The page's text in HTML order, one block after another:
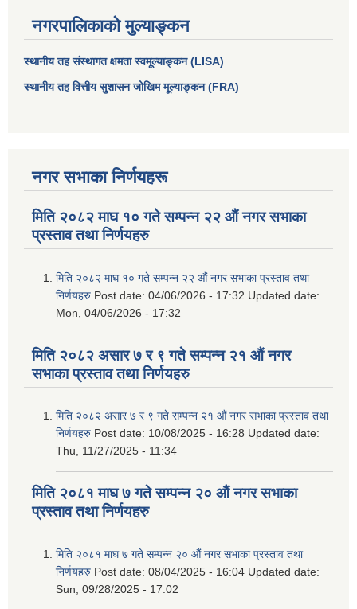
नगरपालिकाको मुल्याङ्कन
स्थानीय तह संस्थागत क्षमता स्वमूल्याङ्कन (LISA)
स्थानीय तह वित्तीय सुशासन जोखिम मूल्याङ्कन (FRA)
नगर सभाका निर्णयहरू
मिति २०८२ माघ १० गते सम्पन्न २२ औं नगर सभाका
प्रस्ताव तथा निर्णयहरु
मिति २०८२ माघ १० गते सम्पन्न २२ औं नगर सभाका प्रस्ताव तथा
निर्णयहरु Post date: 04/06/2026 - 17:32 Updated date:
Mon, 04/06/2026 - 17:32
मिति २०८२ असार ७ र ९ गते सम्पन्न २१ औं नगर
सभाका प्रस्ताव तथा निर्णयहरु
मिति २०८२ असार ७ र ९ गते सम्पन्न २१ औं नगर सभाका प्रस्ताव तथा
निर्णयहरु Post date: 10/08/2025 - 16:28 Updated date:
Thu, 11/27/2025 - 11:34
मिति २०८१ माघ ७ गते सम्पन्न २० औं नगर सभाका
प्रस्ताव तथा निर्णयहरु
मिति २०८१ माघ ७ गते सम्पन्न २० औं नगर सभाका प्रस्ताव तथा
निर्णयहरु Post date: 08/04/2025 - 16:04 Updated date:
Sun, 09/28/2025 - 17:02